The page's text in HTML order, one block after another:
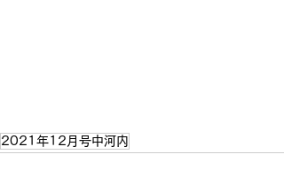
2021年12月号中河内